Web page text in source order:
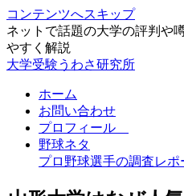
コンテンツへスキップ
ネットで話題の大学の評判や
やすく解説
大学受験うわさ研究所
ホーム
お問い合わせ
プロフィール
野球ネタ
プロ野球選手の調査レポ